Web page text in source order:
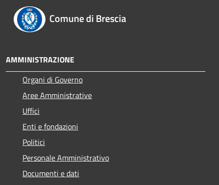
Comune di Brescia
AMMINISTRAZIONE
Organi di Governo
Aree Amministrative
Uffici
Enti e fondazioni
Politici
Personale Amministrativo
Documenti e dati